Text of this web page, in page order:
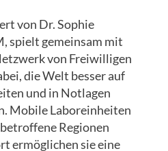
von Dr. Sophie
spielt gemeinsam mit
von Freiwilligen
die Welt besser auf
und in Notlagen
Mobile Laboreinheiten
Regionen
ermöglichen sie eine